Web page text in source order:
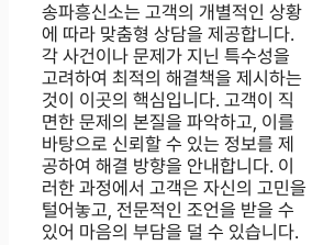
송파흥신소는 고객의 개별적인 상황
에 따라 맞춤형 상담을 제공합니다.
각 사건이나 문제가 지닌 특수성을
고려하여 최적의 해결책을 제시하는
것이 이곳의 핵심입니다. 고객이 직
면한 문제의 본질을 파악하고, 이를
바탕으로 신뢰할 수 있는 정보를 제
공하여 해결 방향을 안내합니다. 이
러한 과정에서 고객은 자신의 고민을
털어놓고, 전문적인 조언을 받을 수
있어 마음의 부담을 덜 수 있습니다.